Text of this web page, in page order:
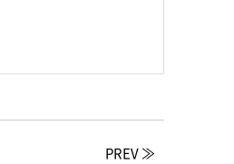
PREV ≫